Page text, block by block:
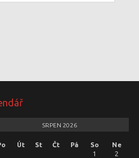
SRPEN 2026
Út St Čt Pá So Ne
1
2